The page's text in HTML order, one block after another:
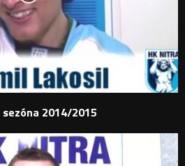
sezóna 2014/2015